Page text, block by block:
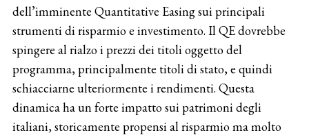
dell’imminente Quantitative Easing sui principali
strumenti di risparmio e investimento. Il QE dovrebbe
spingere al rialzo i prezzi dei titoli oggetto del
programma, principalmente titoli di stato, e quindi
schiacciarne ulteriormente i rendimenti. Questa
dinamica ha un forte impatto sui patrimoni degli
italiani, storicamente propensi al risparmio ma molto